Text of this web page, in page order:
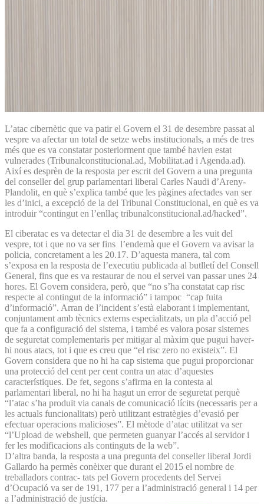
L’atac cibernètic que va patir el Govern el 31 de desembre passat al
vespre va afectar un total de setze webs institucionals, a més de tres
més que es va constatar posteriorment que també havien estat
vulnerades (Tribunalconstitucional.ad, Mobilitat.ad i Agenda.ad).
Així es desprèn de la resposta per escrit del Govern a una pregunta
del conseller del grup parlamentari liberal Carles Naudi d’Areny-
Plandolit, en què s’explica també que les pàgines afectades van ser
les d’inici, a excepció de la del Tribunal Constitucional, en què es va
introduir “contingut en l’enllaç tribunalconstitucional.ad/hacked”.
El ciberatac es va detectar el dia 31 de desembre a les vuit del
vespre, tot i que no va ser fins l’endemà que el Govern va avisar la
policia, concretament a les 20.17. D’aquesta manera, tal com
s’exposa en la resposta de l’executiu publicada al butlletí del Consell
General, fins que es va restaurar de nou el servei van passar unes 24
hores. El Govern considera, però, que “no s’ha constatat cap risc
respecte al contingut de la informació” i tampoc “cap fuita
d’informació”. Arran de l’incident s’està elaborant i implementant,
conjuntament amb tècnics externs especialitzats, un pla d’acció pel
que fa a configuració del sistema, i també es valora posar sistemes
de seguretat complementaris per mitigar al màxim que pugui haver-
hi nous atacs, tot i que es creu que “el risc zero no existeix”. El
Govern considera que no hi ha cap sistema que pugui proporcionar
una protecció del cent per cent contra un atac d’aquestes
característiques. De fet, segons s’afirma en la contesta al
parlamentari liberal, no hi ha hagut un error de seguretat perquè
“l’atac s’ha produït via canals de comunicació lícits (necessaris per a
les actuals funcionalitats) però utilitzant estratègies d’evasió per
efectuar operacions malicioses”. El mètode d’atac utilitzat va ser
“l’Upload de webshell, que permeten guanyar l’accés al servidor i
fer les modificacions als continguts de la web”.
D’altra banda, la resposta a una pregunta del conseller liberal Jordi
Gallardo ha permès conèixer que durant el 2015 el nombre de
treballadors contrac- tats pel Govern procedents del Servei
d’Ocupació va ser de 191, 177 per a l’administració general i 14 per
a l’administració de justícia.